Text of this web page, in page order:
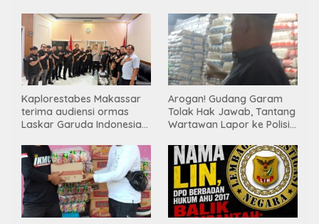
Kaplorestabes Makassar
terima audiensi ormas
Laskar Garuda Indonesia
hingga kegiatan sosial.
Arogan! Gudang Garam
Tolak Hak Jawab, Tantang
Wartawan Lapor ke Polisi